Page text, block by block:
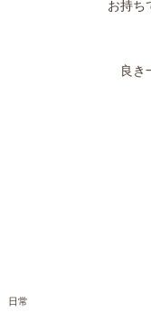
お持ち
良き
日常